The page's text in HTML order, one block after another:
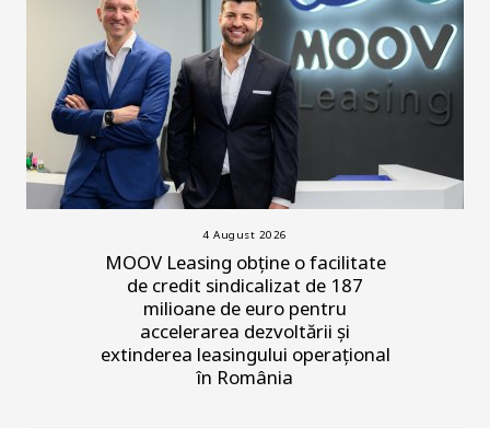
4 August 2026
MOOV Leasing obține o facilitate
de credit sindicalizat de 187
milioane de euro pentru
accelerarea dezvoltării și
extinderea leasingului operațional
în România